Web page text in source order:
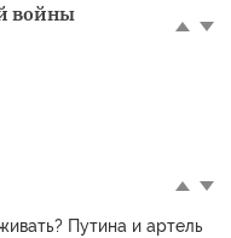
войны
Путина и артель